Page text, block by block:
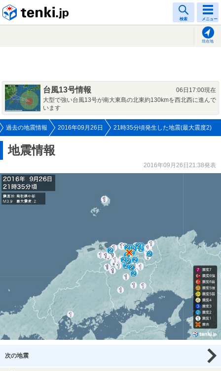
検索 メニュー
現在地
台風13号情報
06日17:00現在
大型で強い台風13号が南大東島の北東約130kmを西北西に進んで
います
過去の地震情報 2016年09月26日 21時35分頃発生した地震(最大震度2)
地震情報
2016年09月26日21:38発表
次の地震